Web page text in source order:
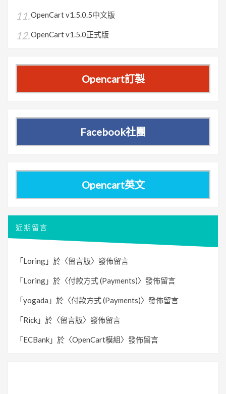
OpenCart v1.5.0.5中文版
OpenCart v1.5.0正式版
Opencart訂製
Facebook社團
Opencart英文
近期留言
「Loring 」於〈留言版〉發佈留言
「Loring 」於〈付款方式 (Payments)〉發佈留言
「yogada 」於〈付款方式 (Payments)〉發佈留言
「Rick 」於〈留言版〉發佈留言
「ECBank 」於〈OpenCart模組〉發佈留言